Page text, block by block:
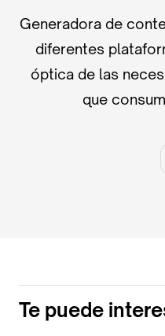
Generadora de
diferentes
óptica de las
que
Te puede